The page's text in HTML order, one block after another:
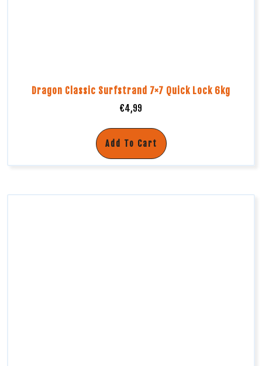
Dragon Classic Surfstrand 7×7 Quick Lock 6kg
€4,99
Add To Cart